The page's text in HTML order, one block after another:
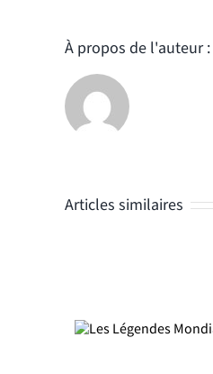
À propos de l'auteur :
Articles similaires